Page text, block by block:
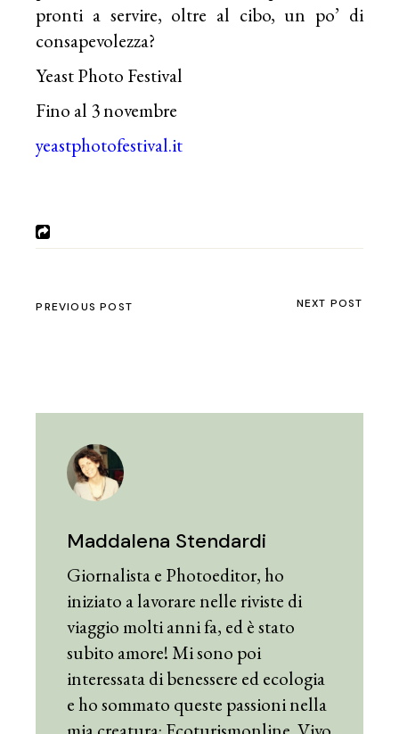
pronti a servire, oltre al cibo, un po’ di
consapevolezza?
Yeast Photo Festival
Fino al 3 novembre
yeastphotofestival.it
PREVIOUS POST NEXT POST
Maddalena Stendardi
Giornalista e Photoeditor, ho
iniziato a lavorare nelle riviste di
viaggio molti anni fa, ed è stato
subito amore! Mi sono poi
interessata di benessere ed ecologia
e ho sommato queste passioni nella